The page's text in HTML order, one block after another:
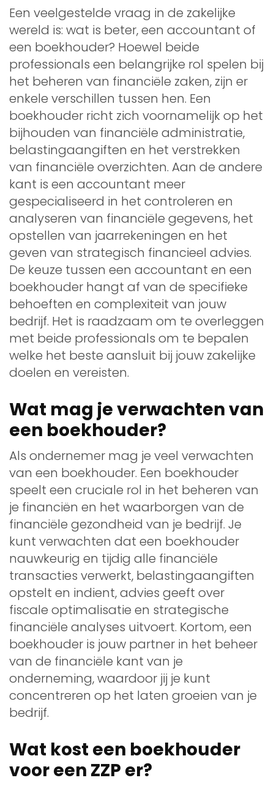
Een veelgestelde vraag in de zakelijke
wereld is: wat is beter, een accountant of
een boekhouder? Hoewel beide
professionals een belangrijke rol spelen bij
het beheren van financiële zaken, zijn er
enkele verschillen tussen hen. Een
boekhouder richt zich voornamelijk op het
bijhouden van financiële administratie,
belastingaangiften en het verstrekken
van financiële overzichten. Aan de andere
kant is een accountant meer
gespecialiseerd in het controleren en
analyseren van financiële gegevens, het
opstellen van jaarrekeningen en het
geven van strategisch financieel advies.
De keuze tussen een accountant en een
boekhouder hangt af van de specifieke
behoeften en complexiteit van jouw
bedrijf. Het is raadzaam om te overleggen
met beide professionals om te bepalen
welke het beste aansluit bij jouw zakelijke
doelen en vereisten.
Wat mag je verwachten van
een boekhouder?
Als ondernemer mag je veel verwachten
van een boekhouder. Een boekhouder
speelt een cruciale rol in het beheren van
je financiën en het waarborgen van de
financiële gezondheid van je bedrijf. Je
kunt verwachten dat een boekhouder
nauwkeurig en tijdig alle financiële
transacties verwerkt, belastingaangiften
opstelt en indient, advies geeft over
fiscale optimalisatie en strategische
financiële analyses uitvoert. Kortom, een
boekhouder is jouw partner in het beheer
van de financiële kant van je
onderneming, waardoor jij je kunt
concentreren op het laten groeien van je
bedrijf.
Wat kost een boekhouder
voor een ZZP er?